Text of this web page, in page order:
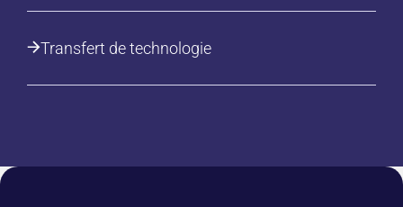
Transfert de technologie